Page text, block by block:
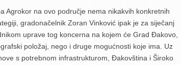
Agrokor na ovo područje nema nikakvih konkretnih
gradonačelnik Zoran Vinković ipak je za siječanj
uprave tog koncerna na kojem će Grad Đakovo,
položaj, nego i druge mogućnosti koje ima. Uz
s potrebnom infrastrukturom, Đakovština i Široko